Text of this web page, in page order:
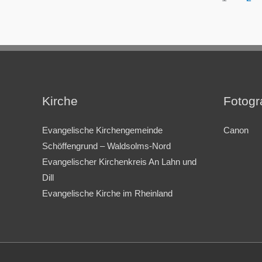
Kirche
Evangelische Kirchengemeinde
Schöffengrund – Waldsolms-Nord
Evangelischer Kirchenkreis An Lahn und
Dill
Evangelische Kirche im Rheinland
Canon